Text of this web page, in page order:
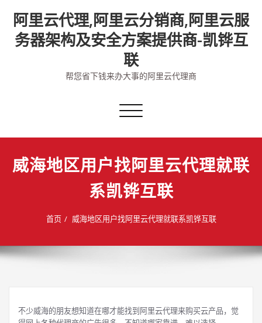
content
阿里云代理,阿里云分销商,阿里云服
务器架构及安全方案提供商-凯铧互
联
帮您省下钱来办大事的阿里云代理商
切
导
威海地区用户找阿里云代理就联
系凯铧互联
首页 威海地区用户找阿里云代理就联系凯铧互联
不少威海的朋友想知道在哪才能找到阿里云代理来购买云产品，觉